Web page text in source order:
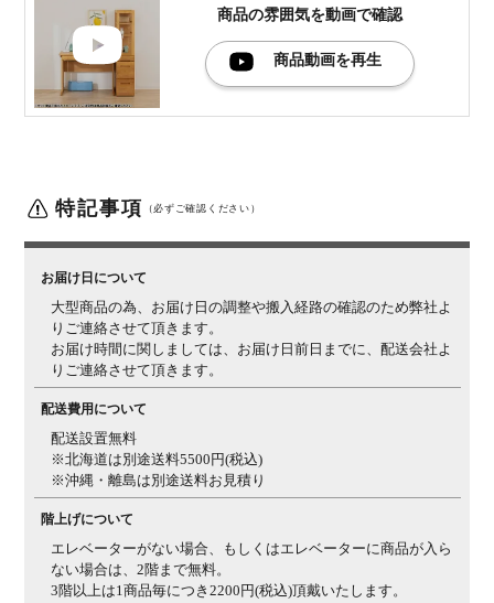
1箱
梱包サイズ
幅1030×奥行510×高さ600mm
梱包重量 15kg
サイズ 幅324×奥行570×高さ790mm
重量 8kg
材質 主材 / アルダー材
生産国 日本
梱包数 1箱
梱包サイズ
(約)
幅350×奥行600×高さ820mm
梱包重量 12kg
■下台■ ■詳細■
サイズ 幅320×奥行570×高さ710mm
重量 15kg
商品の雰囲気を動画で確認
商品動画を再生
特記事項 （必ずご確認ください）
お届け日について
大型商品の為、お届け日の調整や搬入経路の確認のため弊社よ
りご連絡させて頂きます。
お届け時間に関しましては、お届け日前日までに、配送会社よ
りご連絡させて頂きます。
配送費用について
配送設置無料
※北海道は別途送料5500円(税込)
※沖縄・離島は別途送料お見積り
階上げについて
エレベーターがない場合、もしくはエレベーターに商品が入ら
ない場合は、2階まで無料。
3階以上は1商品毎につき2200円(税込)頂戴いたします。